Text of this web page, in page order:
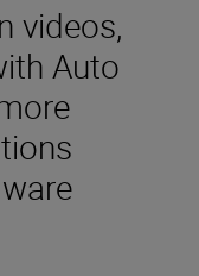
videos,
Auto